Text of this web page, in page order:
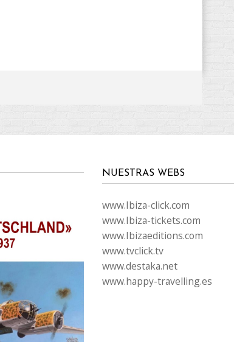
NUESTRAS WEBS
www.Ibiza-click.com
www.Ibiza-tickets.com
www.Ibizaeditions.com
www.tvclick.tv
www.destaka.net
www.happy-travelling.es